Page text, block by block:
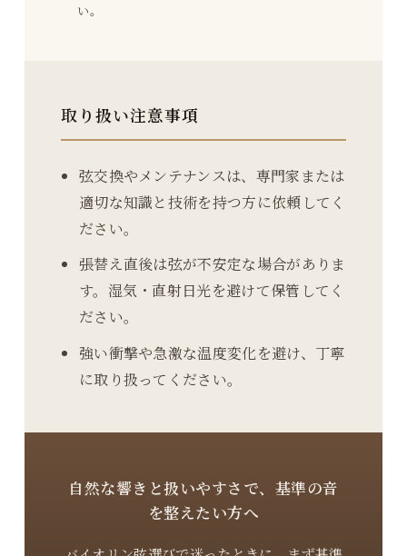
い。
取り扱い注意事項
弦交換やメンテナンスは、専門家または
適切な知識と技術を持つ方に依頼してく
ださい。
張替え直後は弦が不安定な場合がありま
す。湿気・直射日光を避けて保管してく
ださい。
強い衝撃や急激な温度変化を避け、丁寧
に取り扱ってください。
自然な響きと扱いやすさで、基準の音
を整えたい方へ